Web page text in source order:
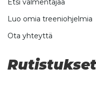
Etsi valmentajaa
Luo omia treeniohjelmia
Ota yhteyttä